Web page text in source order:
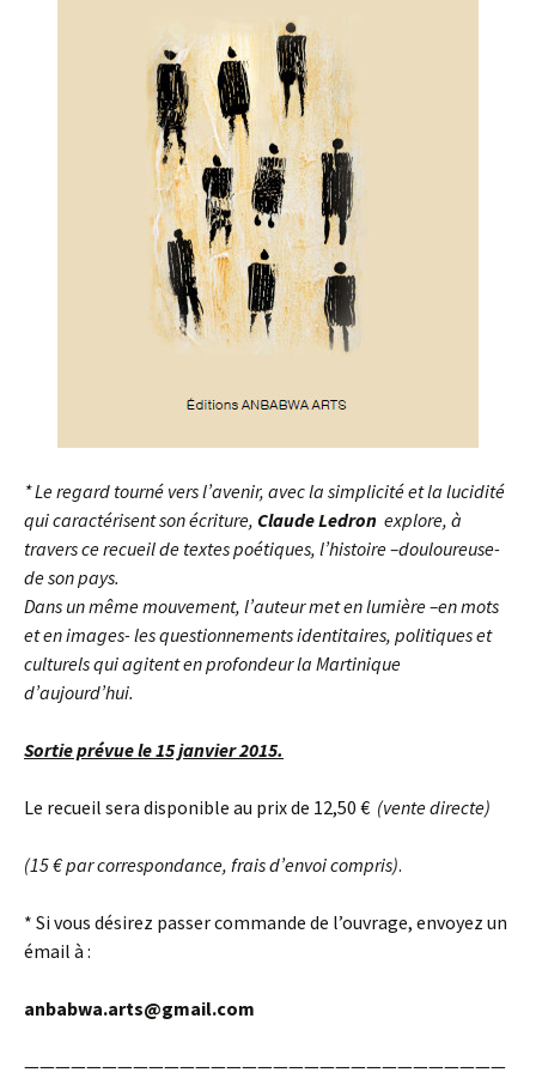
* Le regard tourné vers l’avenir, avec la simplicité et la lucidité
qui caractérisent son écriture, Claude Ledron explore, à
travers ce recueil de textes poétiques, l’histoire –douloureuse-
de son pays.
Dans un même mouvement, l’auteur met en lumière –en mots
et en images- les questionnements identitaires, politiques et
culturels qui agitent en profondeur la Martinique
d’aujourd’hui.
Sortie prévue le 15 janvier 2015.
Le recueil sera disponible au prix de 12,50 € (vente directe)
(15 € par correspondance, frais d’envoi compris).
* Si vous désirez passer commande de l’ouvrage, envoyez un
émail à :
anbabwa.arts@gmail.com
———————————————————————————————